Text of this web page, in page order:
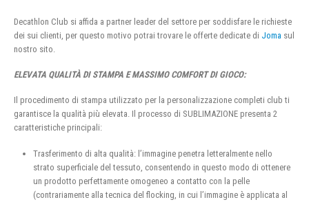
Decathlon Club si affida a partner leader del settore per soddisfare le richieste
dei sui clienti, per questo motivo potrai trovare le offerte dedicate di Joma sul
nostro sito.
ELEVATA QUALITÀ DI STAMPA E MASSIMO COMFORT DI GIOCO:
Il procedimento di stampa utilizzato per la personalizzazione completi club ti
garantisce la qualità più elevata. Il processo di SUBLIMAZIONE presenta 2
caratteristiche principali:
Trasferimento di alta qualità: l’immagine penetra letteralmente nello
strato superficiale del tessuto, consentendo in questo modo di ottenere
un prodotto perfettamente omogeneo a contatto con la pelle
(contrariamente alla tecnica del flocking, in cui l’immagine è applicata al